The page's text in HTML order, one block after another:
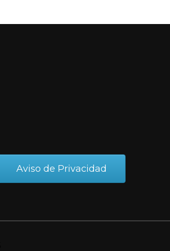
Aviso de Privacidad